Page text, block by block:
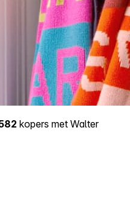
kopers met Walter